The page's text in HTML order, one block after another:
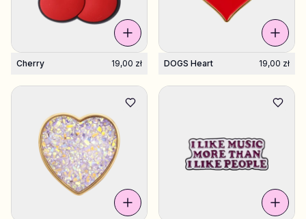
Cherry 19,00 zł DOGS Heart 19,00 zł